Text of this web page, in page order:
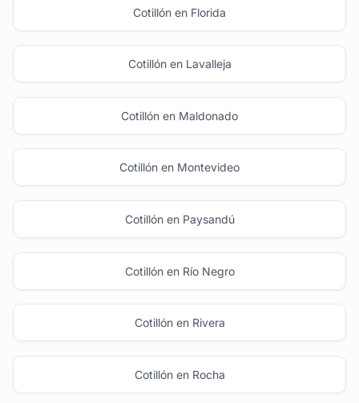
Cotillón en Florida
Cotillón en Lavalleja
Cotillón en Maldonado
Cotillón en Montevideo
Cotillón en Paysandú
Cotillón en Río Negro
Cotillón en Rivera
Cotillón en Rocha